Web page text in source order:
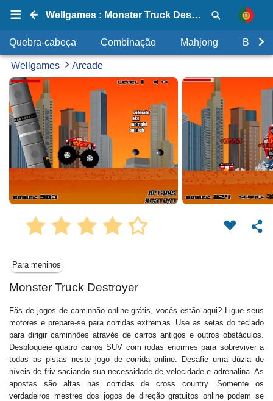
Wellgames : Monster Truck Destroyer
Quebra-cabeça Combinação Mahjong Bolhas
Wellgames Arcade
Para meninos
Monster Truck Destroyer
Fãs de jogos de caminhão online grátis, vocês estão aqui? Ligue seus
motores e prepare-se para corridas extremas. Use as setas do teclado
para dirigir caminhões através de carros antigos e outros obstáculos.
Desbloqueie quatro carros SUV com rodas enormes para sobreviver a
todas as pistas neste jogo de corrida online. Desafie uma dúzia de
níveis de friv saciando sua necessidade de velocidade e adrenalina. As
apostas são altas nas corridas de cross country. Somente os
verdadeiros mestres dos jogos de direção gratuitos online podem se